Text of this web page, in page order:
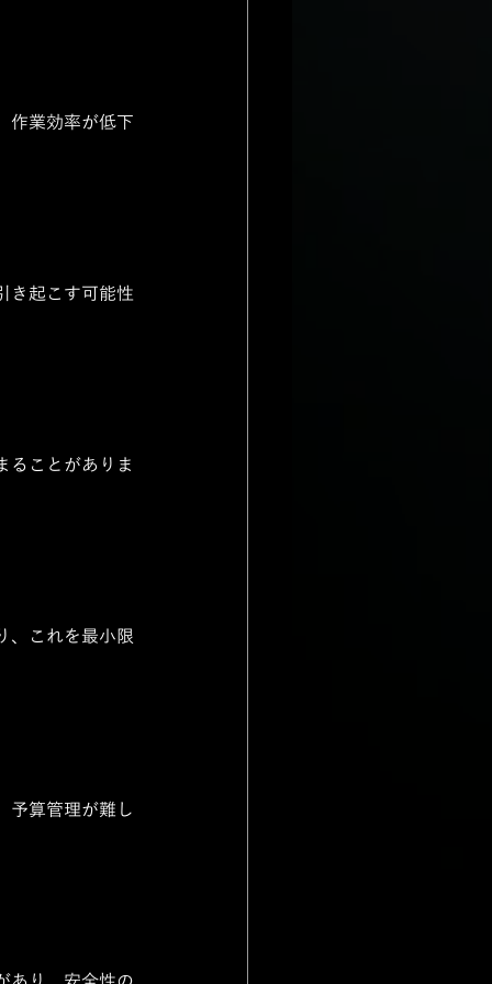
作業効率が低下
き起こす可能性
ることがありま
、これを最小限
予算管理が難し